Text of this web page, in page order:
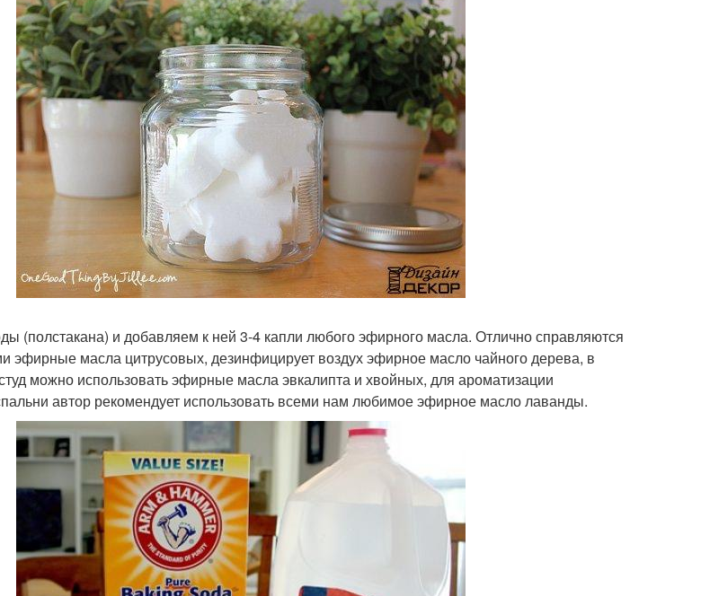
(полстакана) и добавляем к ней 3-4 капли любого эфирного масла. Отлично справляются
эфирные масла цитрусовых, дезинфицирует воздух эфирное масло чайного дерева, в
можно использовать эфирные масла эвкалипта и хвойных, для ароматизации
автор рекомендует использовать всеми нам любимое эфирное масло лаванды.